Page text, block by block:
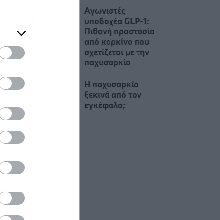
Αγωνιστές
υποδοχέα GLP-1:
Πιθανή προστασία
από καρκίνο που
σχετίζεται με την
παχυσαρκία
Η παχυσαρκία
ξεκινά από τον
εγκέφαλο;